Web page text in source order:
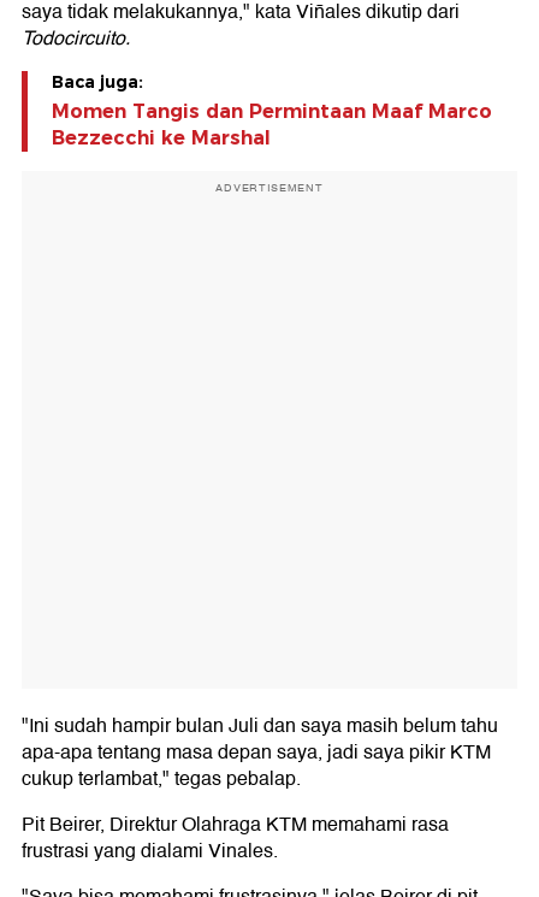
saya tidak melakukannya," kata Viñales dikutip dari
Todocircuito.
Baca juga:
Momen Tangis dan Permintaan Maaf Marco
Bezzecchi ke Marshal
ADVERTISEMENT
"Ini sudah hampir bulan Juli dan saya masih belum tahu
apa-apa tentang masa depan saya, jadi saya pikir KTM
cukup terlambat," tegas pebalap.
Pit Beirer, Direktur Olahraga KTM memahami rasa
frustrasi yang dialami Vinales.